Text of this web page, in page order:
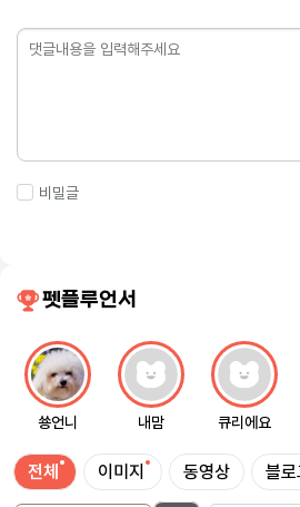
비밀글
펫플루언서
쑝언니 내맘 큐리에요
전체 이미지 동영상 블로